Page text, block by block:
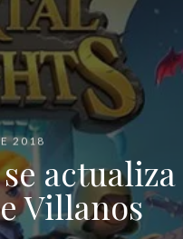
2018
actualiza
Villanos